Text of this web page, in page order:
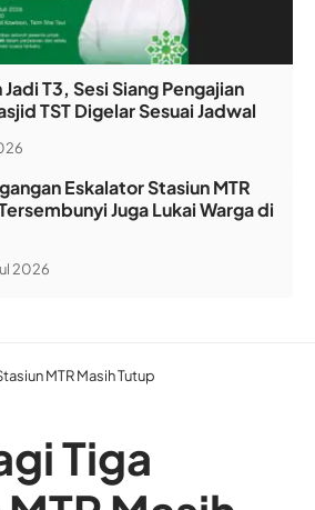
T3, Sesi Siang Pengajian
TST Digelar Sesuai Jadwal
Eskalator Stasiun MTR
Juga Lukai Warga di
2026
MTR Masih Tutup
Tiga